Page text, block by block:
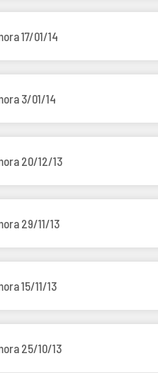
17/01/14
3/01/14
20/12/13
29/11/13
15/11/13
25/10/13